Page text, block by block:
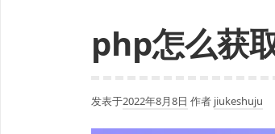
php怎么获
发表于2022年8月8日 作者 jiukeshuju